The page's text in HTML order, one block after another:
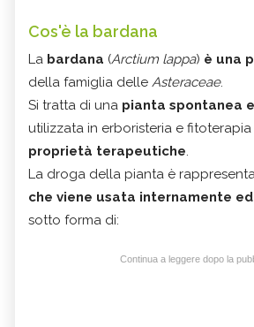
Cos'è la bardana
La bardana (Arctium lappa) è una
della famiglia delle Asteraceae.
Si tratta di una pianta spontanea
utilizzata in erboristeria e
proprietà terapeutiche.
La droga della pianta è
che viene usata internamente
sotto forma di:
Continua a leggere dopo la